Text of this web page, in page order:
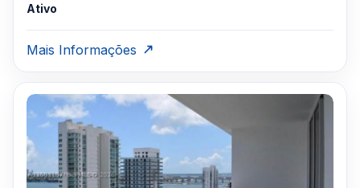
Ativo
Mais Informações